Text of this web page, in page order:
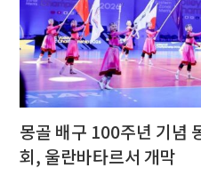
몽골 배구 100주년 기념
회, 울란바타르서 개막